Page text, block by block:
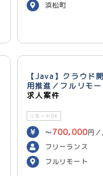
浜松町
【Java】クラウド
用推進／フルリモー
求人案件
リモートOK
〜700,000円／
フリーランス
フルリモート